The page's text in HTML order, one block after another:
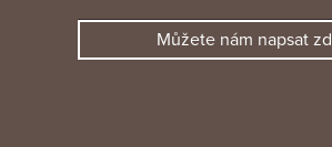
Můžete nám napsat